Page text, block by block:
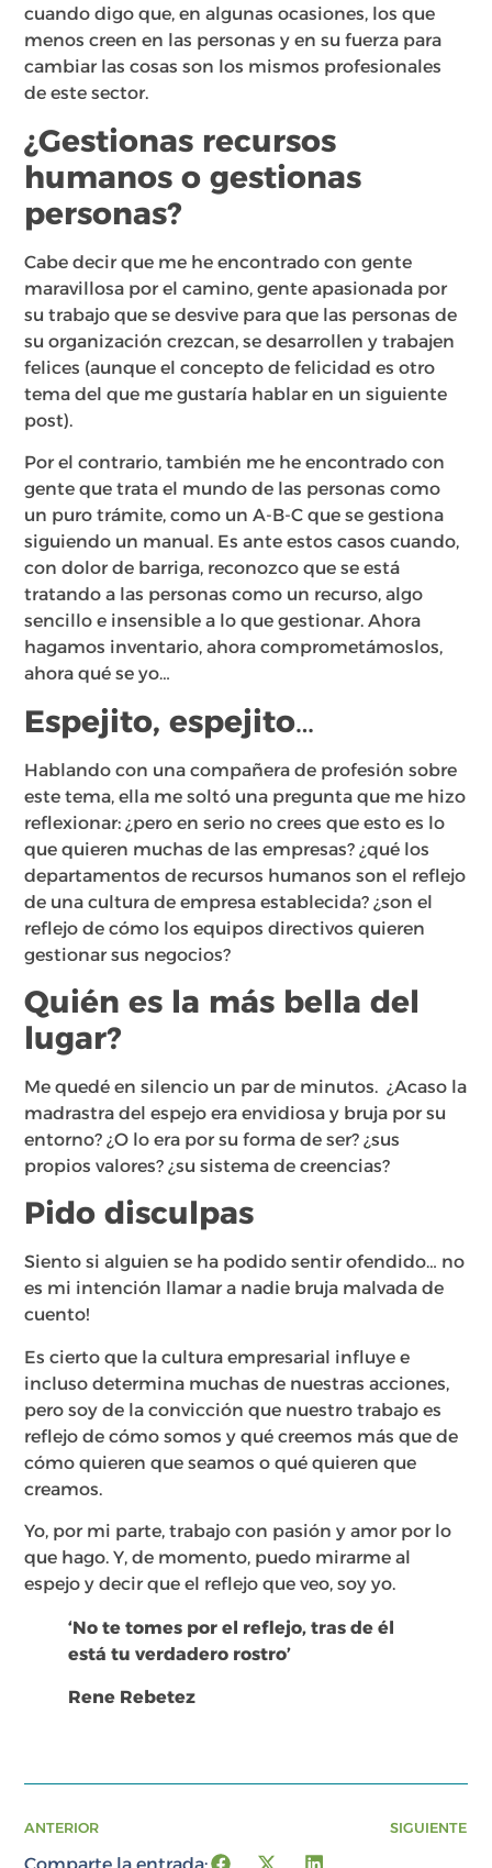
cuando digo que, en algunas ocasiones, los que
menos creen en las personas y en su fuerza para
cambiar las cosas son los mismos profesionales
de este sector.
¿Gestionas recursos
humanos o gestionas
personas?
Cabe decir que me he encontrado con gente
maravillosa por el camino, gente apasionada por
su trabajo que se desvive para que las personas de
su organización crezcan, se desarrollen y trabajen
felices (aunque el concepto de felicidad es otro
tema del que me gustaría hablar en un siguiente
post).
Por el contrario, también me he encontrado con
gente que trata el mundo de las personas como
un puro trámite, como un A-B-C que se gestiona
siguiendo un manual. Es ante estos casos cuando,
con dolor de barriga, reconozco que se está
tratando a las personas como un recurso, algo
sencillo e insensible a lo que gestionar. Ahora
hagamos inventario, ahora comprometámoslos,
ahora qué se yo…
Espejito, espejito…
Hablando con una compañera de profesión sobre
este tema, ella me soltó una pregunta que me hizo
reflexionar: ¿pero en serio no crees que esto es lo
que quieren muchas de las empresas? ¿qué los
departamentos de recursos humanos son el reflejo
de una cultura de empresa establecida? ¿son el
reflejo de cómo los equipos directivos quieren
gestionar sus negocios?
Quién es la más bella del
lugar?
Me quedé en silencio un par de minutos. ¿Acaso la
madrastra del espejo era envidiosa y bruja por su
entorno? ¿O lo era por su forma de ser? ¿sus
propios valores? ¿su sistema de creencias?
Pido disculpas
Siento si alguien se ha podido sentir ofendido… no
es mi intención llamar a nadie bruja malvada de
cuento!
Es cierto que la cultura empresarial influye e
incluso determina muchas de nuestras acciones,
pero soy de la convicción que nuestro trabajo es
reflejo de cómo somos y qué creemos más que de
cómo quieren que seamos o qué quieren que
creamos.
Yo, por mi parte, trabajo con pasión y amor por lo
que hago. Y, de momento, puedo mirarme al
espejo y decir que el reflejo que veo, soy yo.
‘No te tomes por el reflejo, tras de él
está tu verdadero rostro’
Rene Rebetez
ANTERIOR SIGUIENTE